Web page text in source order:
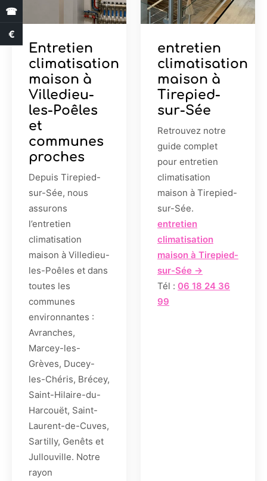
Entretien
climatisation
maison à
Villedieu-
les-Poêles
et
communes
proches
Depuis Tirepied-
sur-Sée, nous
assurons
l’entretien
climatisation
maison à Villedieu-
les-Poêles et dans
toutes les
communes
environnantes :
Avranches,
Marcey-les-
Grèves, Ducey-
les-Chéris, Brécey,
Saint-Hilaire-du-
Harcouët, Saint-
Laurent-de-Cuves,
Sartilly, Genêts et
Jullouville. Notre
rayon
entretien
climatisation
maison à
Tirepied-
sur-Sée
Retrouvez notre
guide complet
pour entretien
climatisation
maison à Tirepied-
sur-Sée.
entretien
climatisation
maison à Tirepied-
sur-Sée →
Tél : 06 18 24 36
99
☎
€